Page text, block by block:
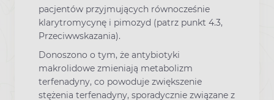
pacjentów przyjmujących równocześnie
klarytromycynę i pimozyd (patrz punkt 4.3,
Przeciwwskazania).
Donoszono o tym, że antybiotyki
makrolidowe zmieniają metabolizm
terfenadyny, co powoduje zwiększenie
stężenia terfenadyny, sporadycznie związane z